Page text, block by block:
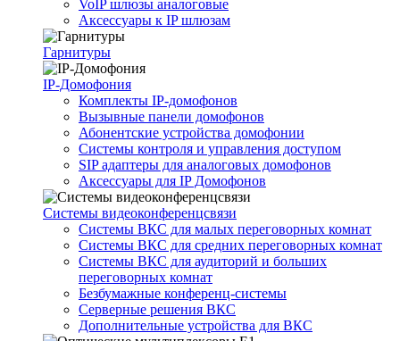
VoIP шлюзы аналоговые
Аксессуары к IP шлюзам
Гарнитуры
IP-Домофония
Комплекты IP-домофонов
Вызывные панели домофонов
Абонентские устройства домофонии
Системы контроля и управления доступом
SIP адаптеры для аналоговых домофонов
Аксессуары для IP Домофонов
Системы видеоконференцсвязи
Системы ВКС для малых переговорных комнат
Системы ВКС для средних переговорных комнат
Системы ВКС для аудиторий и больших
переговорных комнат
Безбумажные конференц-системы
Серверные решения ВКС
Дополнительные устройства для ВКС